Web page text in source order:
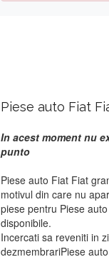
Piese auto Fiat
In acest moment nu
punto
Piese auto Fiat Fiat
motivul din care nu
piese pentru Piese
disponibile.
Incercati sa reveniti in
dezmembrariPiese